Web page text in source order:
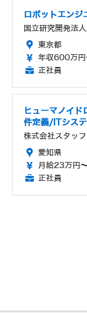
ロボットエンジ
国立研究開発法
東京都
年収600万
正社員
ヒューマノイ
件定義/ITシス
株式会社スタッ
愛知県
月給23万円
正社員